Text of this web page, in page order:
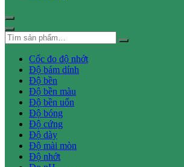
Cốc đo độ nhớt
Độ bám dính
Độ bền
Độ bền màu
Độ bền uốn
Độ bóng
Độ cứng
Độ dày
Độ mài mòn
Độ nhớt